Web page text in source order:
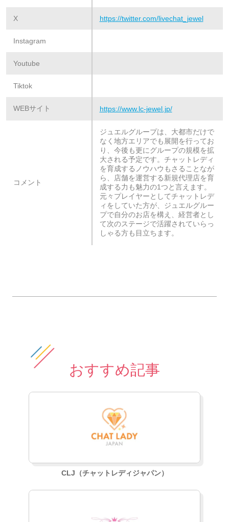
X https://twitter.com/livechat_jewel
Instagram
Youtube
Tiktok
WEBサイト https://www.lc-jewel.jp/
コメント
ジュエルグループは、大都市だけで
なく地方エリアでも展開を行ってお
り、今後も更にグループの規模を拡
大される予定です。チャットレディ
を育成するノウハウもさることなが
ら、店舗を運営する新規代理店を育
成する力も魅力の1つと言えます。
元々プレイヤーとしてチャットレデ
ィをしていた方が、ジュエルグルー
プで自分のお店を構え、経営者とし
て次のステージで活躍されていらっ
しゃる方も目立ちます。
おすすめ記事
CLJ（チャットレディジャパン）